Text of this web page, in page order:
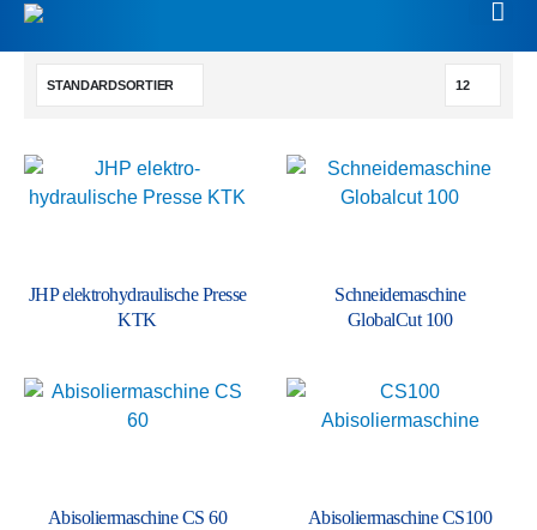
JHP elektro­hydraulische Presse
KTK
Schneide­maschine
GlobalCut 100
Abisolier­maschine CS 60 Abisolier­maschine CS100